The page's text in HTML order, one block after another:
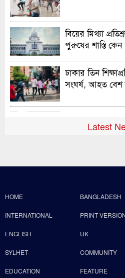
বিয়ের মিথ্যা
পুরুষের শাস্তি
ঢাকার তিন
সংঘর্ষ, আহত
করতে হবে :
সরকারের
ইসলাম
লন্ডন মসজিদে
পাক নাগরিকদের
নিষেধাজ্ঞা’
Latest
HOME BANGLADESH
INTERNATIONAL PRINT
ENGLISH UK
SYLHET COMMUNITY
EDUCATION FEATURE